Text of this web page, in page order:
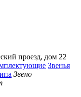
проезд, дом 22
Звенья
Звено